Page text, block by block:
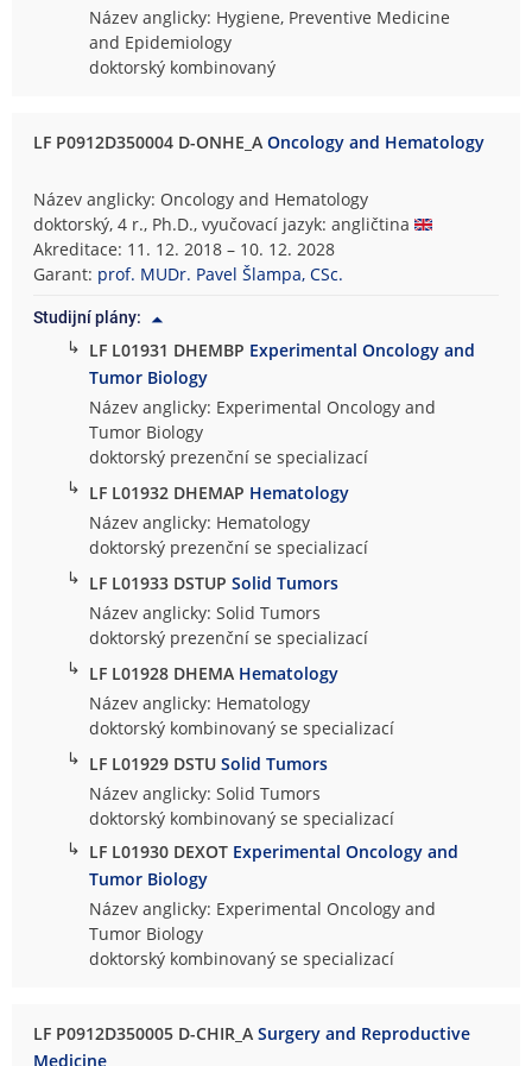
Název anglicky: Hygiene, Preventive Medicine
and Epidemiology
doktorský kombinovaný
LF P0912D350004 D-ONHE_AOncology and Hematology
Název anglicky: Oncology and Hematology
doktorský, 4 r., Ph.D., vyučovací jazyk: angličtina
Akreditace: 11. 12. 2018 – 10. 12. 2028
Garant: prof. MUDr. Pavel Šlampa, CSc.
Studijní plány:
↳ LF L01931 DHEMBP Experimental Oncology and
Tumor Biology
Název anglicky: Experimental Oncology and
Tumor Biology
doktorský prezenční se specializací
↳ LF L01932 DHEMAP Hematology
Název anglicky: Hematology
doktorský prezenční se specializací
↳ LF L01933 DSTUPSolid Tumors
Název anglicky: Solid Tumors
doktorský prezenční se specializací
↳ LF L01928 DHEMA Hematology
Název anglicky: Hematology
doktorský kombinovaný se specializací
↳ LF L01929 DSTUSolid Tumors
Název anglicky: Solid Tumors
doktorský kombinovaný se specializací
↳ LF L01930 DEXOT Experimental Oncology and
Tumor Biology
Název anglicky: Experimental Oncology and
Tumor Biology
doktorský kombinovaný se specializací
LF P0912D350005 D-CHIR_ASurgery and Reproductive
Medicine